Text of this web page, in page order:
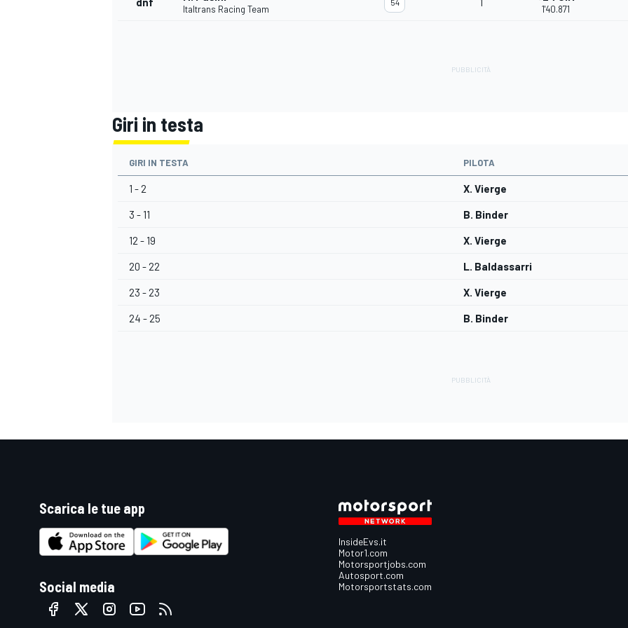
MONOMARCA
RALLY
Italtrans Racing Team
54
1'40.871
Giri in testa
GIRI IN TESTA PILOTA
1 - 2 X. Vierge
3 - 11 B. Binder
12 - 19 X. Vierge
20 - 22 L. Baldassarri
23 - 23 X. Vierge
24 - 25 B. Binder
Scarica le tue app
Social media
InsideEvs.it
Motor1.com
Motorsportjobs.com
Autosport.com
Motorsportstats.com